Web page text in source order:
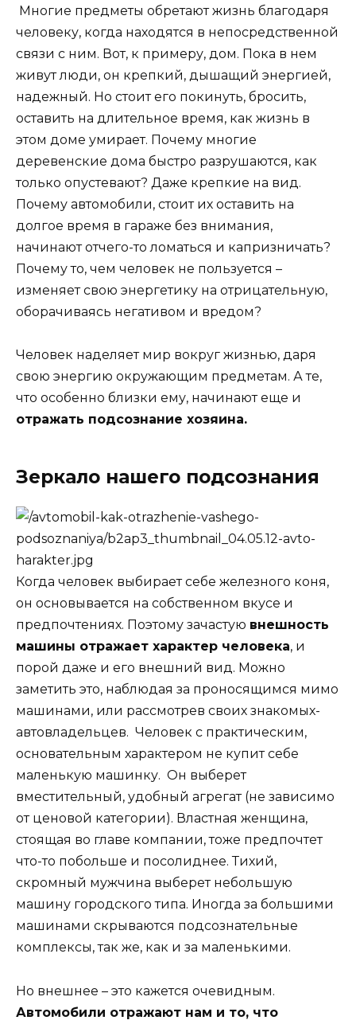
Многие предметы обретают жизнь благодаря
человеку, когда находятся в непосредственной
связи с ним. Вот, к примеру, дом. Пока в нем
живут люди, он крепкий, дышащий энергией,
надежный. Но стоит его покинуть, бросить,
оставить на длительное время, как жизнь в
этом доме умирает. Почему многие
деревенские дома быстро разрушаются, как
только опустевают? Даже крепкие на вид.
Почему автомобили, стоит их оставить на
долгое время в гараже без внимания,
начинают отчего-то ломаться и капризничать?
Почему то, чем человек не пользуется –
изменяет свою энергетику на отрицательную,
оборачиваясь негативом и вредом?
Человек наделяет мир вокруг жизнью, даря
свою энергию окружающим предметам. А те,
что особенно близки ему, начинают еще и
отражать подсознание хозяина.
Зеркало нашего подсознания
Когда человек выбирает себе железного коня,
он основывается на собственном вкусе и
предпочтениях. Поэтому зачастую внешность
машины отражает характер человека, и
порой даже и его внешний вид. Можно
заметить это, наблюдая за проносящимся мимо
машинами, или рассмотрев своих знакомых-
автовладельцев. Человек с практическим,
основательным характером не купит себе
маленькую машинку. Он выберет
вместительный, удобный агрегат (не зависимо
от ценовой категории). Властная женщина,
стоящая во главе компании, тоже предпочтет
что-то побольше и посолиднее. Тихий,
скромный мужчина выберет небольшую
машину городского типа. Иногда за большими
машинами скрываются подсознательные
комплексы, так же, как и за маленькими.
Но внешнее – это кажется очевидным.
Автомобили отражают нам и то, что